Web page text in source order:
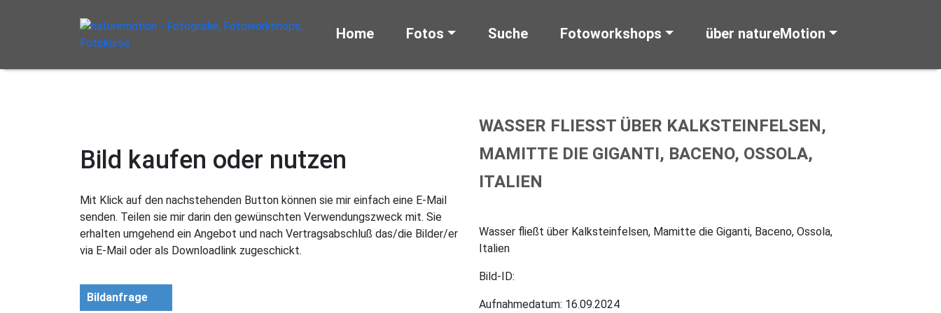
Home Fotos Suche Fotoworkshops über natureMotion
Bild kaufen oder nutzen
Mit Klick auf den nachstehenden Button können sie mir einfach eine E-Mail
senden. Teilen sie mir darin den gewünschten Verwendungszweck mit. Sie
erhalten umgehend ein Angebot und nach Vertragsabschluß das/die Bilder/er
via E-Mail oder als Downloadlink zugeschickt.
Bildanfrage
WASSER FLIESST ÜBER KALKSTEINFELSEN, M
AMITTE DIE GIGANTI, BACENO, OSSOLA, I
TALIEN
Wasser fließt über Kalksteinfelsen, Mamitte die Giganti, Baceno, Ossola,
Italien
Bild-ID:
Aufnahmedatum: 16.09.2024